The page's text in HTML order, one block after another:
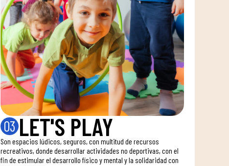
03 LET'S PLAY
Son espacios lúdicos, seguros, con multitud de recursos
recreativos, donde desarrollar actividades no deportivas, con el
fin de estimular el desarrollo físico y mental y la solidaridad con